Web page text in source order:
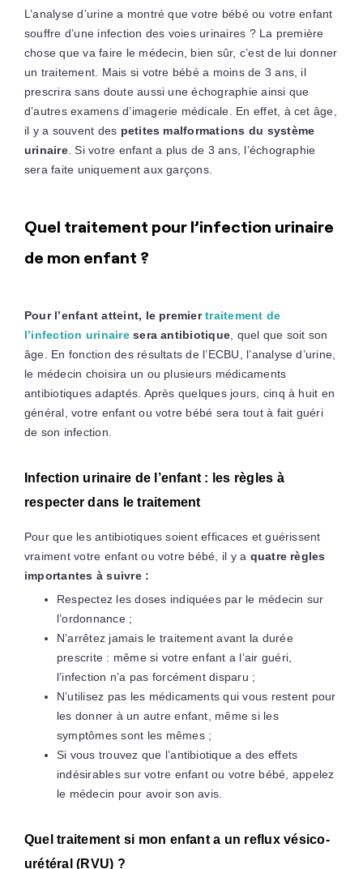
L’analyse d’urine a montré que votre bébé ou votre enfant
souffre d’une infection des voies urinaires ? La première
chose que va faire le médecin, bien sûr, c’est de lui donner
un traitement. Mais si votre bébé a moins de 3 ans, il
prescrira sans doute aussi une échographie ainsi que
d’autres examens d’imagerie médicale. En effet, à cet âge,
il y a souvent des petites malformations du système
urinaire. Si votre enfant a plus de 3 ans, l’échographie
sera faite uniquement aux garçons.
Quel traitement pour l’infection urinaire
de mon enfant ?
Pour l’enfant atteint, le premiertraitement de
l’infection urinairesera antibiotique , quel que soit son
âge. En fonction des résultats de l’ECBU, l’analyse d’urine,
le médecin choisira un ou plusieurs médicaments
antibiotiques adaptés. Après quelques jours, cinq à huit en
général, votre enfant ou votre bébé sera tout à fait guéri
de son infection.
Infection urinaire de l’enfant : les règles à
respecter dans le traitement
Pour que les antibiotiques soient efficaces et guérissent
vraiment votre enfant ou votre bébé, il y a quatre règles
importantes à suivre :
Respectez les doses indiquées par le médecin sur
l’ordonnance ;
N’arrêtez jamais le traitement avant la durée
prescrite : même si votre enfant a l’air guéri,
l’infection n’a pas forcément disparu ;
N’utilisez pas les médicaments qui vous restent pour
les donner à un autre enfant, même si les
symptômes sont les mêmes ;
Si vous trouvez que l’antibiotique a des effets
indésirables sur votre enfant ou votre bébé, appelez
le médecin pour avoir son avis.
Quel traitement si mon enfant a un reflux vésico-
urétéral (RVU) ?